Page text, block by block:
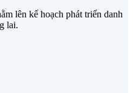
lên kế hoạch phát triển danh
lai.